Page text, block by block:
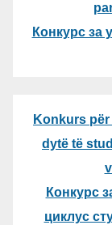
Конкурс за
Konkurs
dytë të
Конкурс
циклус